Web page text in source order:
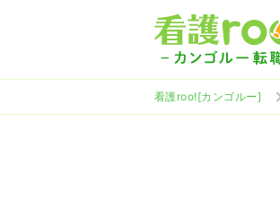
看護roo![カンゴルー]